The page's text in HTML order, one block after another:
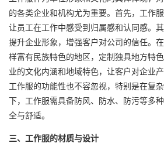
的各类企业和机构尤为重要。首先，工作
让员工在工作中感受到归属感和认同感。
提升企业形象，增强客户对公司的信任。
样富有民族特色的地区，定制独具地方特
业的文化内涵和地域特色，让客户对企业
工作服的功能性也不容忽视，特别是在复
下，工作服需具备防风、防水、防污等多
全与舒适。
三、工作服的材质与设计